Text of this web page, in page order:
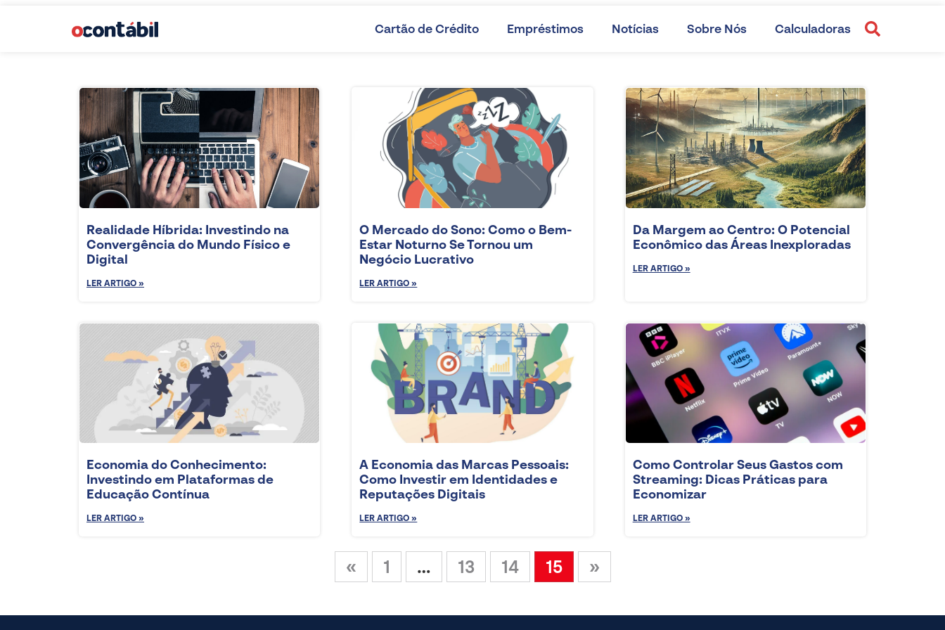
Cartão de Crédito Empréstimos Notícias Sobre Nós Calculadoras
Realidade Híbrida: Investindo na
Convergência do Mundo Físico e
Digital
LER ARTIGO »
O Mercado do Sono: Como o Bem-
Estar Noturno Se Tornou um
Negócio Lucrativo
LER ARTIGO »
Da Margem ao Centro: O Potencial
Econômico das Áreas Inexploradas
LER ARTIGO »
Economia do Conhecimento:
Investindo em Plataformas de
Educação Contínua
LER ARTIGO »
A Economia das Marcas Pessoais:
Como Investir em Identidades e
Reputações Digitais
LER ARTIGO »
Como Controlar Seus Gastos com
Streaming: Dicas Práticas para
Economizar
LER ARTIGO »
« 1 … 13 14 15 »